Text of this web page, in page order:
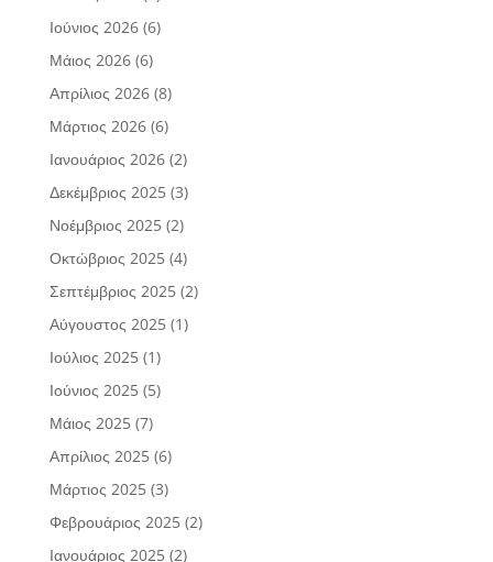
Ιούνιος 2026(6)
Μάιος 2026(6)
Απρίλιος 2026(8)
Μάρτιος 2026(6)
Ιανουάριος 2026(2)
Δεκέμβριος 2025(3)
Νοέμβριος 2025(2)
Οκτώβριος 2025(4)
Σεπτέμβριος 2025(2)
Αύγουστος 2025(1)
Ιούλιος 2025(1)
Ιούνιος 2025(5)
Μάιος 2025(7)
Απρίλιος 2025(6)
Μάρτιος 2025(3)
Φεβρουάριος 2025(2)
Ιανουάριος 2025(2)